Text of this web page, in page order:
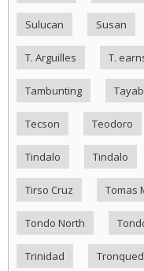
Sulucan Susan
T. Arguilles T.
Tambunting
Tecson Teodoro
Tindalo Tindalo
Tirso Cruz Tomas
Tondo North
Trinidad Tronqued